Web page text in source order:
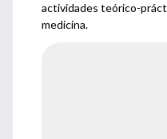
actividades teórico-
medicina.